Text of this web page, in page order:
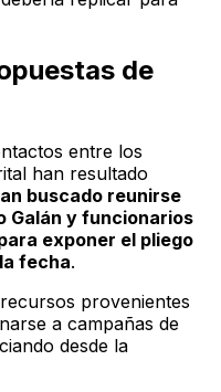
de
entre los
han resultado
buscado reunirse
Galán y funcionarios
exponer el pliego
fecha.
provenientes
a campañas de
desde la